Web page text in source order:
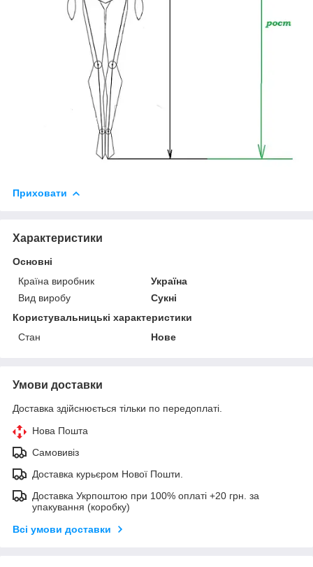
Приховати
Характеристики
Основні
Країна виробник
Україна
Вид виробу
Сукні
Користувальницькі характеристики
Стан
Нове
Умови доставки
Доставка здійснюється тільки по передоплаті.
Нова Пошта
Самовивіз
Доставка курьєром Нової Пошти.
Доставка Укрпоштою при 100% оплаті +20 грн. за
упакування (коробку)
Всі умови доставки